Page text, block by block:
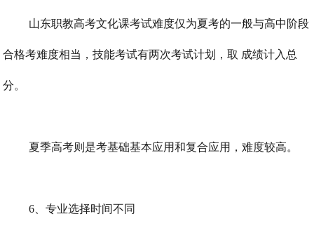
山东职教高考文化课考试难度仅为夏考的一般与高中阶段
合格考难度相当，技能考试有两次考试计划，取 成绩计入总
分。
夏季高考则是考基础基本应用和复合应用，难度较高。
6、专业选择时间不同